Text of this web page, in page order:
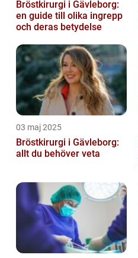
Bröstkirurgi i Gävleborg:
en guide till olika ingrepp
och deras betydelse
03 maj 2025
Bröstkirurgi i Gävleborg:
allt du behöver veta